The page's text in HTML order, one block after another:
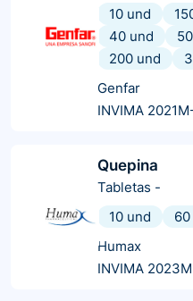
10 und
40 und
200 und
Genfar
INVIMA
Quepina
Tabletas -
10 und
Humax
INVIMA